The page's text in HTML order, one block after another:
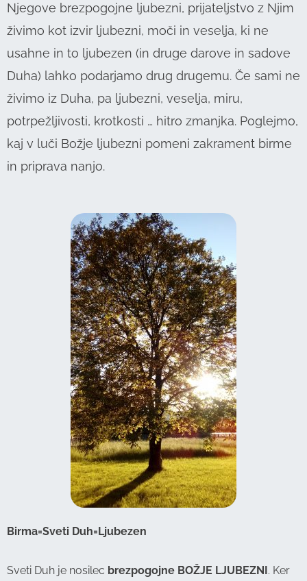
Njegove brezpogojne ljubezni, prijateljstvo z Njim
živimo kot izvir ljubezni, moči in veselja, ki ne
usahne in to ljubezen (in druge darove in sadove
Duha) lahko podarjamo drug drugemu. Če sami ne
živimo iz Duha, pa ljubezni, veselja, miru,
potrpežljivosti, krotkosti … hitro zmanjka. Poglejmo,
kaj v luči Božje ljubezni pomeni zakrament birme
in priprava nanjo.
Birma=Sveti Duh=Ljubezen
Sveti Duh je nosilec brezpogojne BOŽJE LJUBEZNI. Ker